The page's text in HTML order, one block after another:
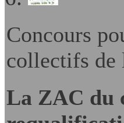
Concours
collectifs de
La ZAC du